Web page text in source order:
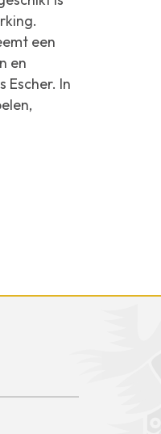
een
en
Escher. In